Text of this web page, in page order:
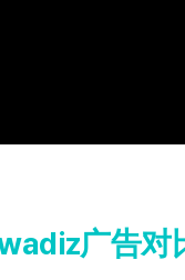
广告对